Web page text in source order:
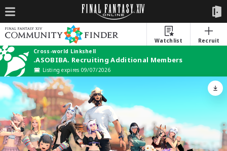
Watchlist
Recruit
Cross-world Linkshell
.ASOBIBA. Recruiting Additional Members
Listing expires 09/07/2026